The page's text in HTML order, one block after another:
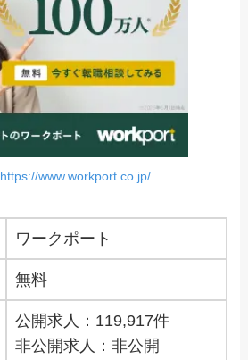
https://www.workport.co.jp/
ワークポート
無料
公開求人：119,917件
非公開求人：非公開